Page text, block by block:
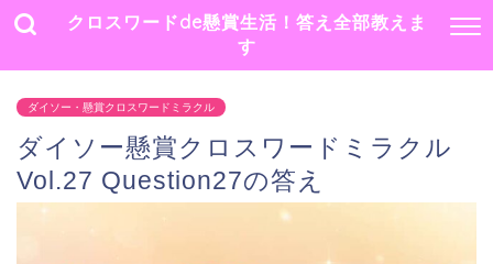
クロスワードde懸賞生活！答え全部教えま
す
ダイソー・懸賞クロスワードミラクル
ダイソー懸賞クロスワードミラクル
Vol.27 Question27の答え